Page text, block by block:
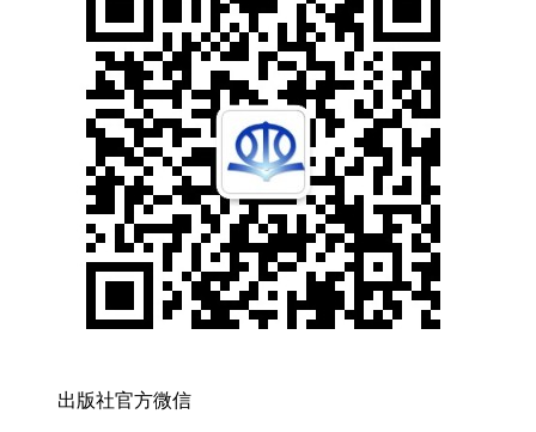
出版社官方微信